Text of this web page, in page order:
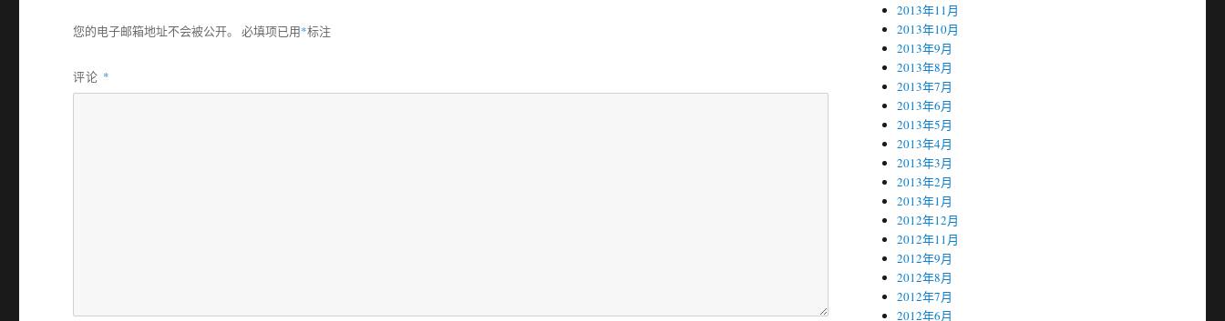
您的电子邮箱地址不会被公开。 必填项已用*标注
评论 *
2013年11月
2013年10月
2013年9月
2013年8月
2013年7月
2013年6月
2013年5月
2013年4月
2013年3月
2013年2月
2013年1月
2012年12月
2012年11月
2012年9月
2012年8月
2012年7月
2012年6月